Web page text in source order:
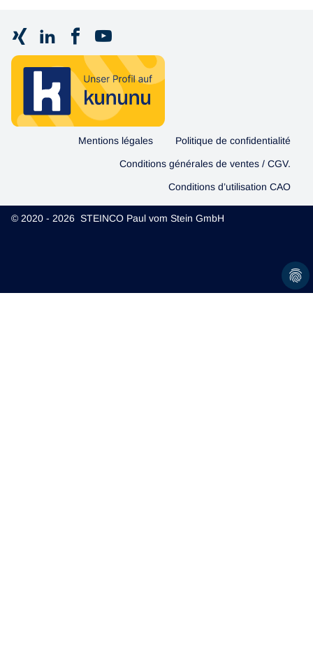
Mentions légales Politique de confidentialité
Conditions générales de ventes / CGV.
Conditions d’utilisation CAO
© 2020 - 2026 STEINCO Paul vom Stein GmbH